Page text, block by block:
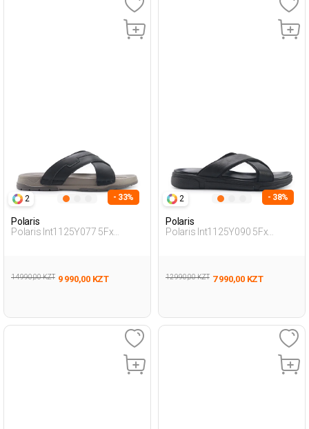
2 - 33%
Polaris
Polaris Int1125Y077 5Fx
14 990,00 KZT 9 990,00 KZT
2 - 38%
Polaris
Polaris Int1125Y090 5Fx
12 990,00 KZT 7 990,00 KZT